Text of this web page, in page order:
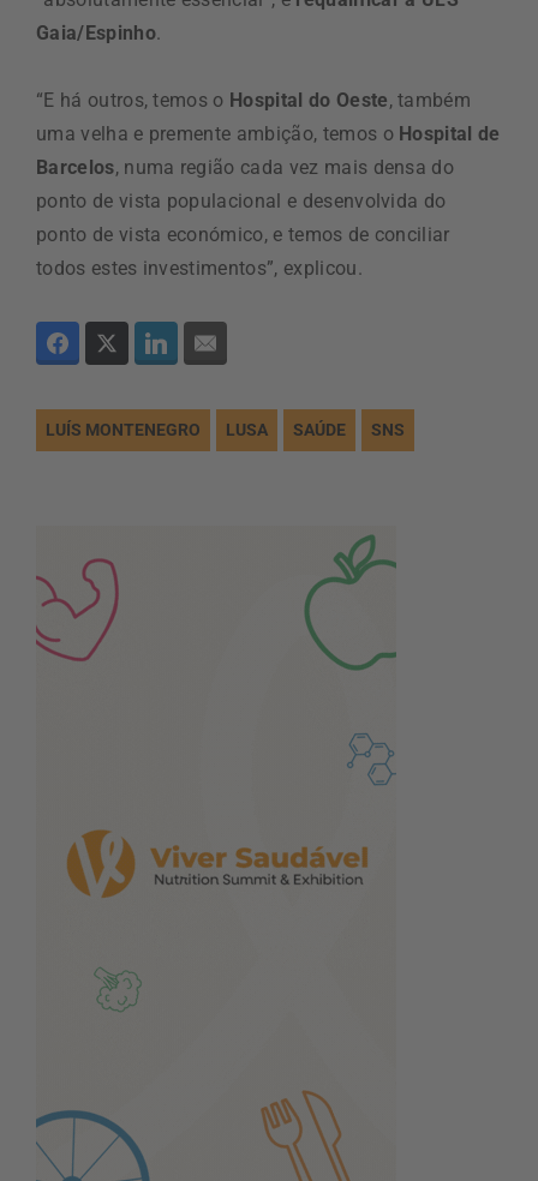
Gaia/Espinho.
“E há outros, temos o Hospital do Oeste, também
uma velha e premente ambição, temos oHospital de
Barcelos, numa região cada vez mais densa do
ponto de vista populacional e desenvolvida do
ponto de vista económico, e temos de conciliar
todos estes investimentos”, explicou.
LUÍS MONTENEGRO LUSA SAÚDE SNS